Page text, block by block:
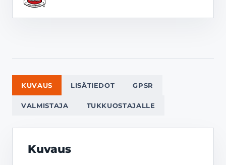
KUVAUS LISÄTIEDOT GPSR
VALMISTAJA TUKKUOSTAJALLE
Kuvaus